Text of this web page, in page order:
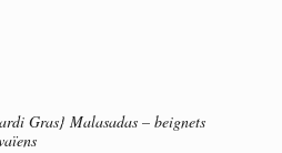
Gras} Malasadas – beignets